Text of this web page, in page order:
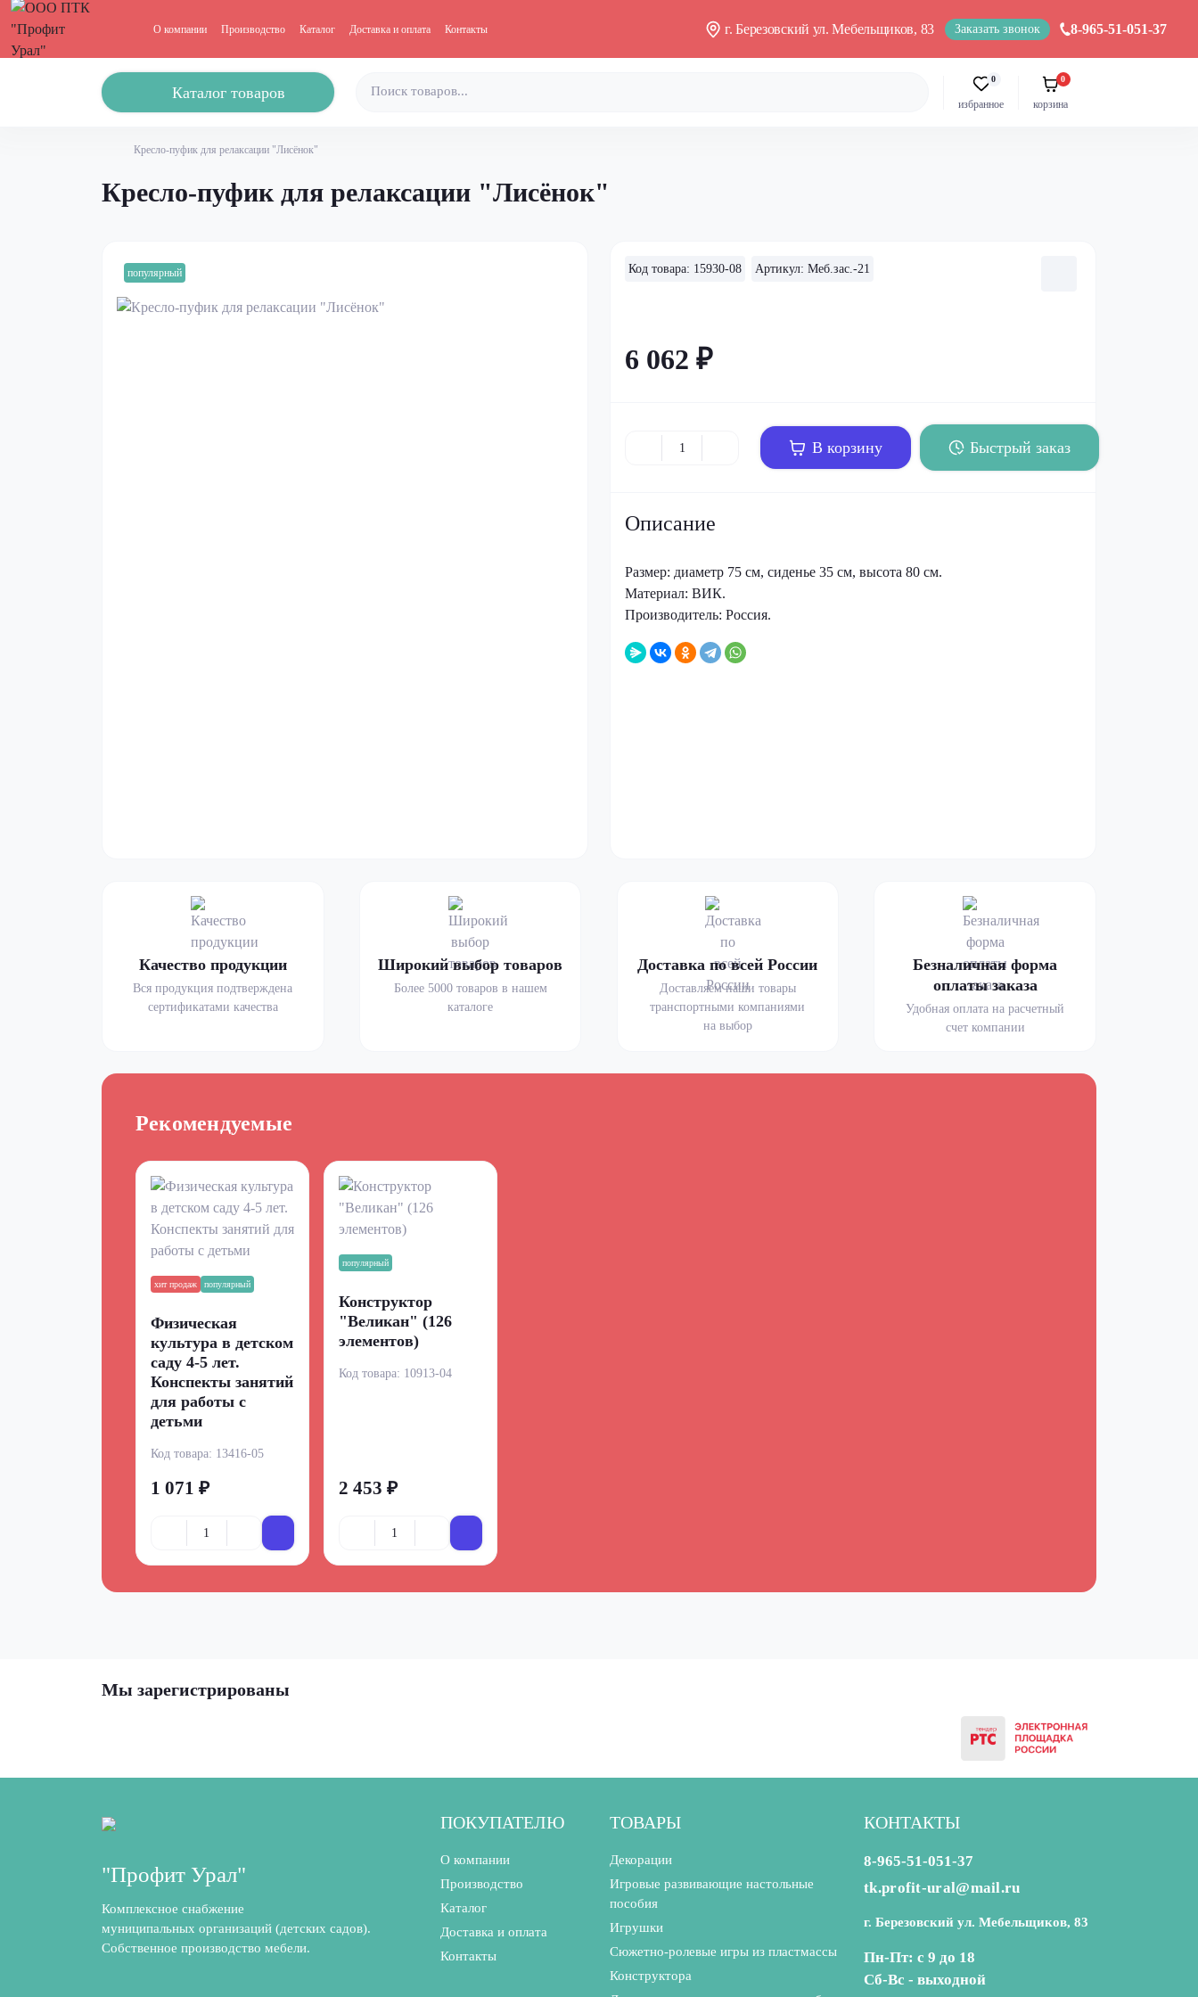
О компании Производство Каталог Доставка и оплата Контакты г. Березовский ул. Мебельщиков, 83 Заказать звонок 8-965-51-051-37
Каталог товаров
избранное
0
корзина
0
Кресло-пуфик для релаксации "Лисёнок"
Кресло-пуфик для релаксации "Лисёнок"
популярный Код товара: 15930-08 Артикул: Меб.зас.-21
6 062 ₽
В корзину Быстрый заказ
Описание
Размер: диаметр 75 см, сиденье 35 см, высота 80 см.
Материал: ВИК.
Производитель: Россия.
Качество продукции
Вся продукция подтверждена
сертификатами качества
Широкий выбор товаров
Более 5000 товаров в нашем
каталоге
Доставка по всей России
Доставляем наши товары
транспортными компаниями
на выбор
Безналичная форма
оплаты заказа
Удобная оплата на расчетный
счет компании
Рекомендуемые
хит продаж популярный
Физическая
культура в детском
саду 4-5 лет.
Конспекты занятий
для работы с
детьми
Код товара: 13416-05
1 071 ₽
популярный
Конструктор
"Великан" (126
элементов)
Код товара: 10913-04
2 453 ₽
Мы зарегистрированы
"Профит Урал"
Комплексное снабжение
муниципальных организаций (детских садов).
Собственное производство мебели.
ПОКУПАТЕЛЮ
О компании
Производство
Каталог
Доставка и оплата
Контакты
ТОВАРЫ
Декорации
Игровые развивающие настольные
пособия
Игрушки
Сюжетно-ролевые игры из пластмассы
Конструктора
КОНТАКТЫ
8-965-51-051-37
tk.profit-ural@mail.ru
г. Березовский ул. Мебельщиков, 83
Пн-Пт: с 9 до 18
Сб-Вс - выходной